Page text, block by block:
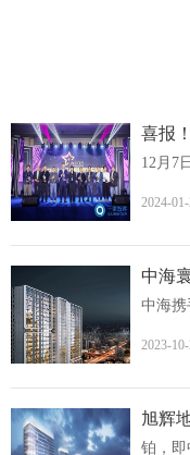
2024-
中海
2023-
旭辉